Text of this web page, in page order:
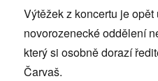
Výtěžek z koncertu je
novorozenecké oddělení
který si osobně dorazí
Čarvaš.